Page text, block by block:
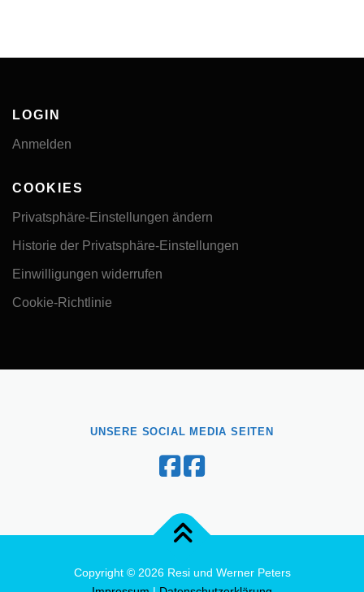
LOGIN
Anmelden
COOKIES
Privatsphäre-Einstellungen ändern
Historie der Privatsphäre-Einstellungen
Einwilligungen widerrufen
Cookie-Richtlinie
UNSERE SOCIAL MEDIA SEITEN
Copyright © 2026 Resi und Werner Peters